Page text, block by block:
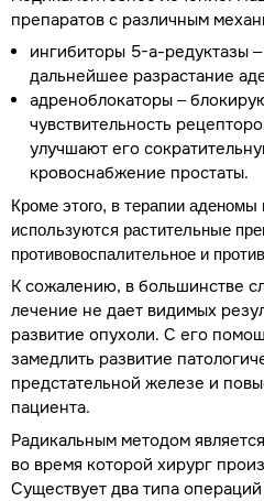
препаратов с различным
ингибиторы 5-а-редуктазы
дальнейшее разрастание
адреноблокаторы –
чувствительность
улучшают его
кровоснабжение простаты.
Кроме этого, в терапии
используются растительные
противовоспалительное и
К сожалению, в большинстве
лечение не дает видимых
развитие опухоли. С его
замедлить развитие
предстательной железе и
пациента.
Радикальным методом
во время которой хирург
Существует два типа